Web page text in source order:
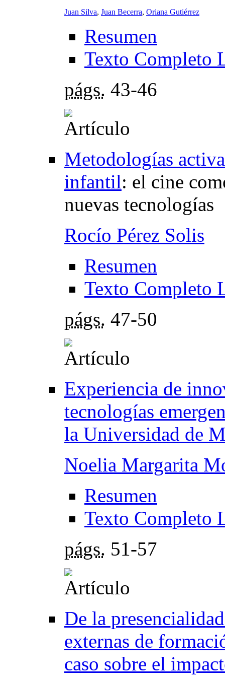
Juan Silva, Juan Becerra, Oriana Gutiérrez
Resumen
Texto Completo
págs. 43-46
Metodologías
infantil: el cine
nuevas tecnologías
Rocío Pérez Solis
Resumen
Texto Completo
págs. 47-50
Experiencia de
tecnologías
la Universidad de
Noelia Margarita
Resumen
Texto Completo
págs. 51-57
De la
externas de
caso sobre el